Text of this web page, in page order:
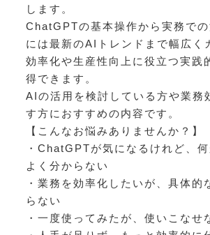
します。
ChatGPTの基本操作から実務での
には最新のAIトレンドまで幅広く
効率化や生産性向上に役立つ実践
得できます。
AIの活用を検討している方や業務
す方におすすめの内容です。
【こんなお悩みありませんか？】
・ChatGPTが気になるけれど、
よく分からない
・業務を効率化したいが、具体的
らない
・一度使ってみたが、使いこなせ